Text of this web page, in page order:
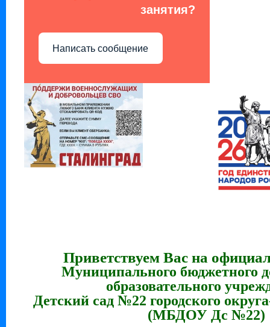
занятия?
Написать сообщение
Приветствуем Вас на
Муниципального бюджетного
образовательного
Детский сад №22 городского
(МБДОУ Дс №22)